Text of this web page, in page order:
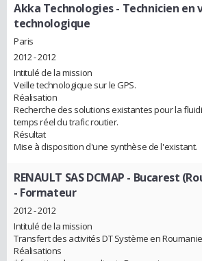
Akka Technologies- Technicien en
technologique
Paris
2012 - 2012
Intitulé de la mission
Veille technologique sur le GPS.
Réalisation
Recherche des solutions existantes pour la
temps réel du trafic routier.
Résultat
Mise à disposition d'une synthèse de l'existant.
RENAULT SAS DCMAP - Bucarest
- Formateur
2012 - 2012
Intitulé de la mission
Transfert des activités DT Système en Roumanie
Réalisations